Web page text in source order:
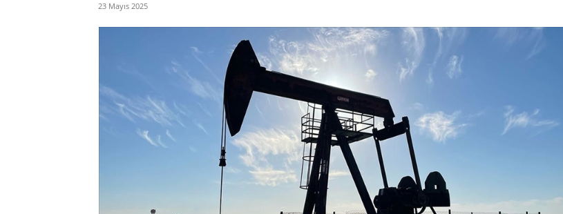
23 Mayıs 2025